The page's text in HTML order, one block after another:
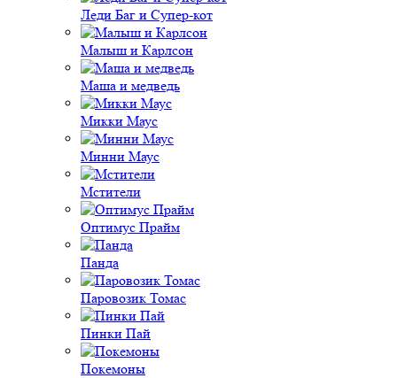
Леди Баг и Супер-кот
Малыш и Карлсон
Маша и медведь
Микки Маус
Минни Маус
Мстители
Оптимус Прайм
Панда
Паровозик Томас
Пинки Пай
Покемоны